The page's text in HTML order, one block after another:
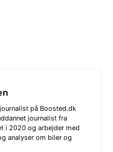
på Boosted.dk
journalist fra
i 2020 og arbejder med
analyser om biler og